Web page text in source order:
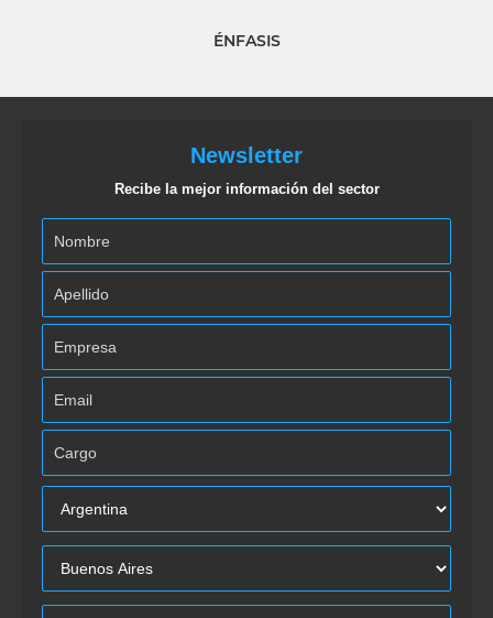
ÉNFASIS
Newsletter
Recibe la mejor información del sector